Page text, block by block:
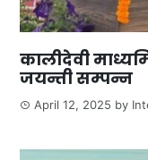
कालीदेवी
जयन्ती सम्पन्न
April 12, 2025 by